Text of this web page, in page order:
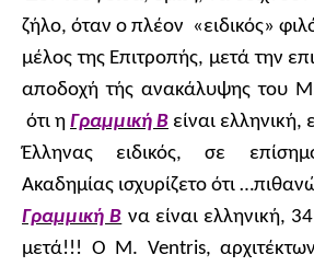
ζήλο, όταν ο πλέον «ειδικός»
μέλος της Επιτροπής, μετά την
αποδοχή τής ανακάλυψης του
ότι η Γραμμική Β είναι ελληνική,
Έλληνας ειδικός, σε
Ακαδημίας ισχυρίζετο ότι
Γραμμική Β να είναι ελληνική,
μετά!!! Ο Μ. Ventris,